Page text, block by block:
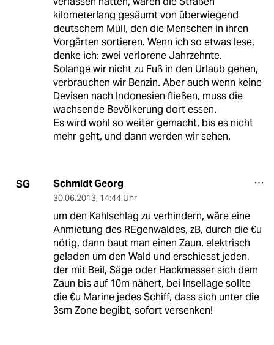
kilometerlang gesäumt von überwiegend
deutschem Müll, den die Menschen in ihren
Vorgärten sortieren. Wenn ich so etwas lese,
denke ich: zwei verlorene Jahrzehnte.
Solange wir nicht zu Fuß in den Urlaub gehen,
verbrauchen wir Benzin. Aber auch wenn keine
Devisen nach Indonesien fließen, muss die
wachsende Bevölkerung dort essen.
Es wird wohl so weiter gemacht, bis es nicht
mehr geht, und dann werden wir sehen.
SG Schmidt Georg
30.06.2013, 14:44 Uhr
um den Kahlschlag zu verhindern, wäre eine
Anmietung des REgenwaldes, zB, durch die €u
nötig, dann baut man einen Zaun, elektrisch
geladen um den Wald und erschiesst jeden,
der mit Beil, Säge oder Hackmesser sich dem
Zaun bis auf 10m nähert, bei Insellage sollte
die €u Marine jedes Schiff, dass sich unter die
3sm Zone begibt, sofort versenken!